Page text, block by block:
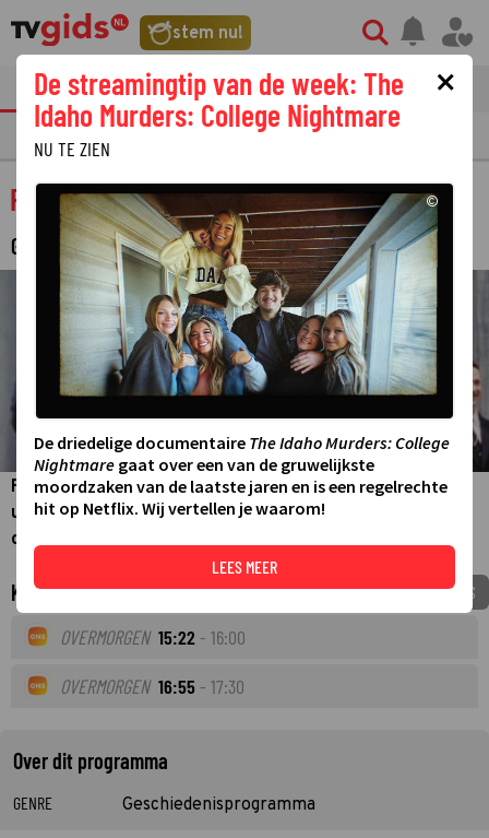
stem nu!
tvgids streaming nieuws
PRIMETIME GEMIST
Rijk verleden
GESCHIEDENISPROGRAMMA
Film van het Nederlands Comité voor Kinderpostzegels
uit 1953, waarin getoond wordt wat er allemaal met de
opbrengst van de kinderpostzegelactie gedaan wordt.
Komende tv-uitzendingen VOEG TOE AAN MIJNGIDS
OVERMORGEN 15:22 - 16:00
OVERMORGEN 16:55 - 17:30
Over dit programma
GENRE Geschiedenisprogramma
×
De streamingtip van de week: The
Idaho Murders: College Nightmare
NU TE ZIEN
©
De driedelige documentaire The Idaho Murders: College
Nightmare gaat over een van de gruwelijkste
moordzaken van de laatste jaren en is een regelrechte
hit op Netflix. Wij vertellen je waarom!
LEES MEER